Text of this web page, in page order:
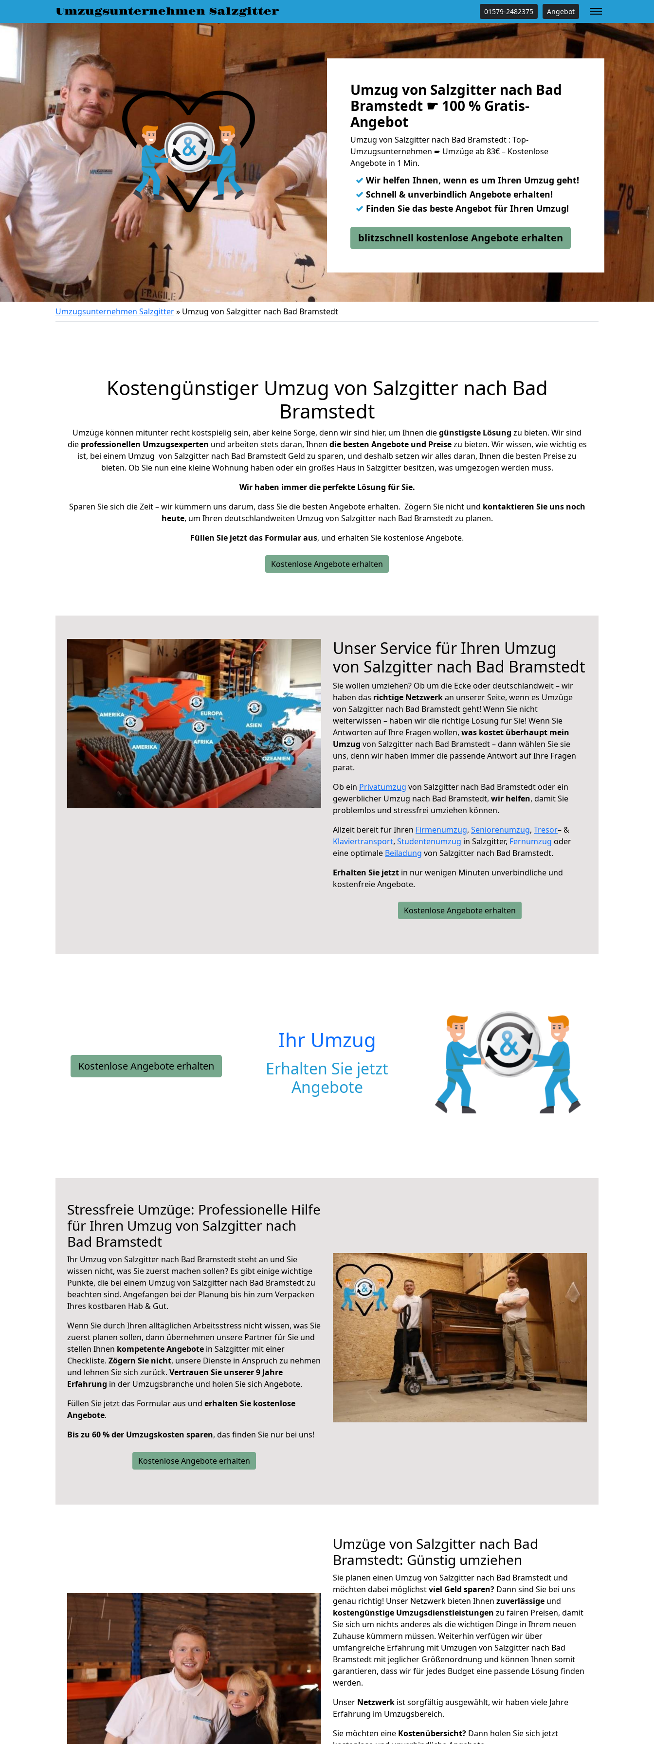
Umzugsunternehmen Salzgitter 01579-2482375 Angebot
Umzug von Salzgitter nach Bad
Bramstedt ☛ 100 % Gratis-
Angebot
Umzug von Salzgitter nach Bad Bramstedt : Top-
Umzugsunternehmen ➨ Umzüge ab 83€ – Kostenlose
Angebote in 1 Min.
✓ Wir helfen Ihnen, wenn es um Ihren Umzug geht!
✓ Schnell & unverbindlich Angebote erhalten!
✓ Finden Sie das beste Angebot für Ihren Umzug!
blitzschnell kostenlose Angebote erhalten
Umzugsunternehmen Salzgitter» Umzug von Salzgitter nach Bad Bramstedt
Kostengünstiger Umzug von Salzgitter nach Bad
Bramstedt
Umzüge können mitunter recht kostspielig sein, aber keine Sorge, denn wir sind hier, um Ihnen diegünstigste Lösung zu bieten. Wir sind
die professionellen Umzugsexperten und arbeiten stets daran, Ihnen die besten Angebote und Preisezu bieten. Wir wissen, wie wichtig es
ist, bei einem Umzug von Salzgitter nach Bad Bramstedt Geld zu sparen, und deshalb setzen wir alles daran, Ihnen die besten Preise zu
bieten. Ob Sie nun eine kleine Wohnung haben oder ein großes Haus in Salzgitter besitzen, was umgezogen werden muss.
Wir haben immer die perfekte Lösung für Sie.
Sparen Sie sich die Zeit – wir kümmern uns darum, dass Sie die besten Angebote erhalten. Zögern Sie nicht und kontaktieren Sie uns noch
heute, um Ihren deutschlandweiten Umzug von Salzgitter nach Bad Bramstedt zu planen.
Füllen Sie jetzt das Formular aus, und erhalten Sie kostenlose Angebote.
Kostenlose Angebote erhalten
Unser Service für Ihren Umzug
von Salzgitter nach Bad Bramstedt
Sie wollen umziehen? Ob um die Ecke oder deutschlandweit – wir
haben das richtige Netzwerkan unserer Seite, wenn es Umzüge
von Salzgitter nach Bad Bramstedt geht! Wenn Sie nicht
weiterwissen – haben wir die richtige Lösung für Sie! Wenn Sie
Antworten auf Ihre Fragen wollen, was kostet überhaupt mein
Umzug von Salzgitter nach Bad Bramstedt – dann wählen Sie sie
uns, denn wir haben immer die passende Antwort auf Ihre Fragen
parat.
Ob ein Privatumzug von Salzgitter nach Bad Bramstedt oder ein
gewerblicher Umzug nach Bad Bramstedt, wir helfen, damit Sie
problemlos und stressfrei umziehen können.
Allzeit bereit für Ihren Firmenumzug, Seniorenumzug, Tresor– &
Klaviertransport, Studentenumzug in Salzgitter, Fernumzug oder
eine optimale Beiladung von Salzgitter nach Bad Bramstedt.
Erhalten Sie jetzt in nur wenigen Minuten unverbindliche und
kostenfreie Angebote.
Kostenlose Angebote erhalten
Kostenlose Angebote erhalten
Ihr Umzug
Erhalten Sie jetzt
Angebote
Stressfreie Umzüge: Professionelle Hilfe
für Ihren Umzug von Salzgitter nach
Bad Bramstedt
Ihr Umzug von Salzgitter nach Bad Bramstedt steht an und Sie
wissen nicht, was Sie zuerst machen sollen? Es gibt einige wichtige
Punkte, die bei einem Umzug von Salzgitter nach Bad Bramstedt zu
beachten sind. Angefangen bei der Planung bis hin zum Verpacken
Ihres kostbaren Hab & Gut.
Wenn Sie durch Ihren alltäglichen Arbeitsstress nicht wissen, was Sie
zuerst planen sollen, dann übernehmen unsere Partner für Sie und
stellen Ihnen kompetente Angebote in Salzgitter mit einer
Checkliste. Zögern Sie nicht, unsere Dienste in Anspruch zu nehmen
und lehnen Sie sich zurück. Vertrauen Sie unserer 9 Jahre
Erfahrung in der Umzugsbranche und holen Sie sich Angebote.
Füllen Sie jetzt das Formular aus und erhalten Sie kostenlose
Angebote.
Bis zu 60 % der Umzugskosten sparen, das finden Sie nur bei uns!
Kostenlose Angebote erhalten
Umzüge von Salzgitter nach Bad
Bramstedt: Günstig umziehen
Sie planen einen Umzug von Salzgitter nach Bad Bramstedt und
möchten dabei möglichstviel Geld sparen? Dann sind Sie bei uns
genau richtig! Unser Netzwerk bieten Ihnen zuverlässige und
kostengünstige Umzugsdienstleistungen zu fairen Preisen, damit
Sie sich um nichts anderes als die wichtigen Dinge in Ihrem neuen
Zuhause kümmern müssen. Weiterhin verfügen wir über
umfangreiche Erfahrung mit Umzügen von Salzgitter nach Bad
Bramstedt mit jeglicher Größenordnung und können Ihnen somit
garantieren, dass wir für jedes Budget eine passende Lösung finden
werden.
Unser Netzwerk ist sorgfältig ausgewählt, wir haben viele Jahre
Erfahrung im Umzugsbereich.
Sie möchten eine Kostenübersicht? Dann holen Sie sich jetzt